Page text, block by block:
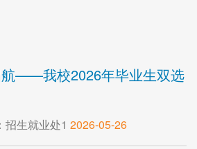
： >新闻中心>通知公告> 正文
航——我校2026年毕业生双选
招生就业处1 2026-05-26